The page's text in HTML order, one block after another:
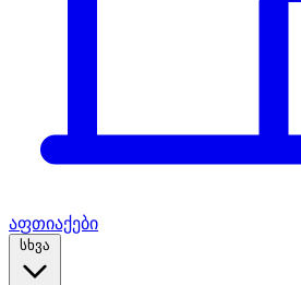
აფთიაქები
სხვა